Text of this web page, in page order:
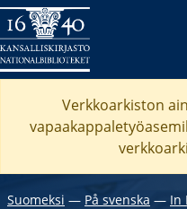
Verkkoarkiston
Suomeksi ― På svenska ― In